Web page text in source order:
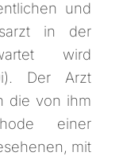
und
in der
wird
Der Arzt
die von ihm
einer
mit